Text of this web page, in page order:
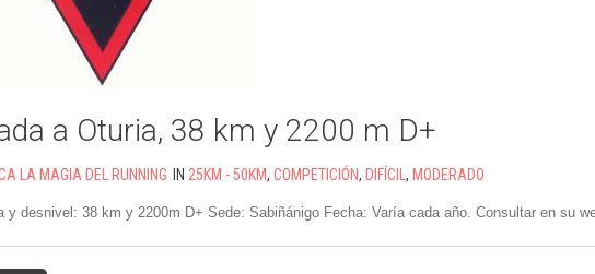
a Oturia, 38 km y 2200 m D+
LA MAGIA DEL RUNNING IN 25KM - 50KM, COMPETICIÓN, DIFÍCIL , MODERADO
y desnivel: 38 km y 2200m D+ Sede: Sabiñánigo Fecha: Varía cada año. Consultar en su